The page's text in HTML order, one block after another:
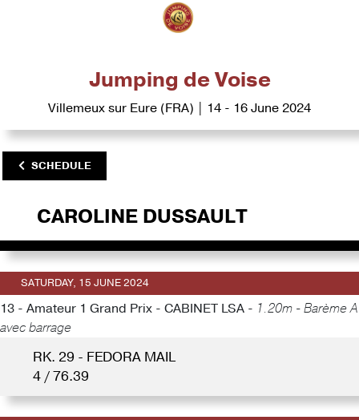
Jumping de Voise
Villemeux sur Eure (FRA) | 14 - 16 June 2024
SCHEDULE
CAROLINE DUSSAULT
SATURDAY, 15 JUNE 2024
13 - Amateur 1 Grand Prix - CABINET LSA - 1.20m - Barème A
avec barrage
RK. 29 - FEDORA MAIL
4 / 76.39